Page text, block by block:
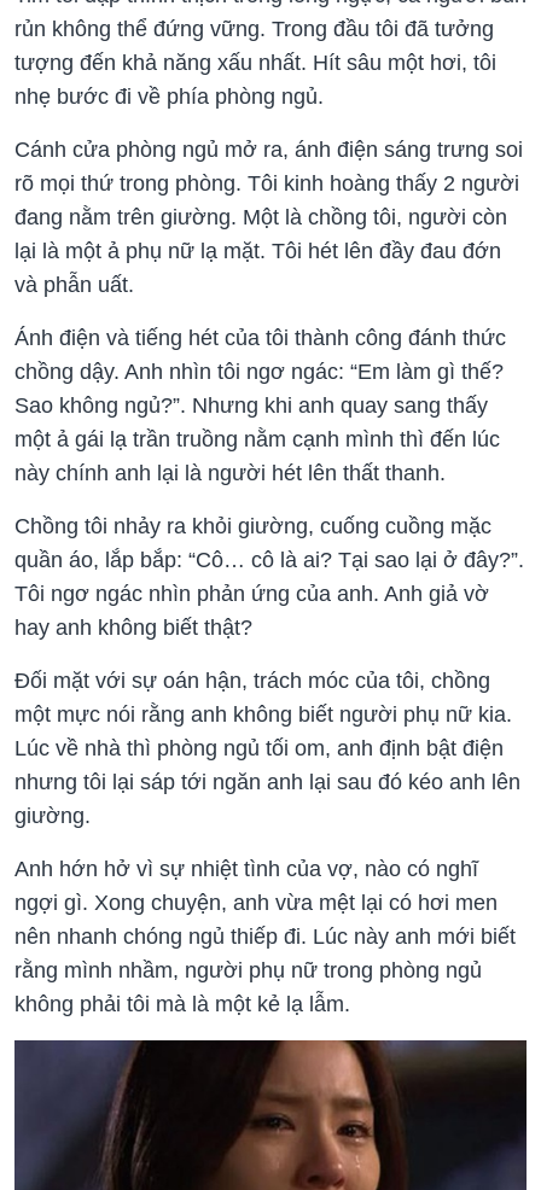
rủn không thể đứng vững. Trong đầu tôi đã tưởng
tượng đến khả năng xấu nhất. Hít sâu một hơi, tôi
nhẹ bước đi về phía phòng ngủ.
Cánh cửa phòng ngủ mở ra, ánh điện sáng trưng soi
rõ mọi thứ trong phòng. Tôi kinh hoàng thấy 2 người
đang nằm trên giường. Một là chồng tôi, người còn
lại là một ả phụ nữ lạ mặt. Tôi hét lên đầy đau đớn
và phẫn uất.
Ánh điện và tiếng hét của tôi thành công đánh thức
chồng dậy. Anh nhìn tôi ngơ ngác: “Em làm gì thế?
Sao không ngủ?”. Nhưng khi anh quay sang thấy
một ả gái lạ trần truồng nằm cạnh mình thì đến lúc
này chính anh lại là người hét lên thất thanh.
Chồng tôi nhảy ra khỏi giường, cuống cuồng mặc
quần áo, lắp bắp: “Cô… cô là ai? Tại sao lại ở đây?”.
Tôi ngơ ngác nhìn phản ứng của anh. Anh giả vờ
hay anh không biết thật?
Đối mặt với sự oán hận, trách móc của tôi, chồng
một mực nói rằng anh không biết người phụ nữ kia.
Lúc về nhà thì phòng ngủ tối om, anh định bật điện
nhưng tôi lại sáp tới ngăn anh lại sau đó kéo anh lên
giường.
Anh hớn hở vì sự nhiệt tình của vợ, nào có nghĩ
ngợi gì. Xong chuyện, anh vừa mệt lại có hơi men
nên nhanh chóng ngủ thiếp đi. Lúc này anh mới biết
rằng mình nhầm, người phụ nữ trong phòng ngủ
không phải tôi mà là một kẻ lạ lẫm.